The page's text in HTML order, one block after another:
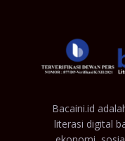
Bacaini.id
literasi digital